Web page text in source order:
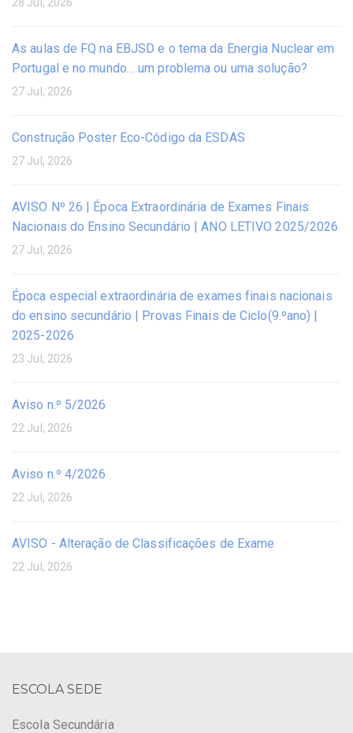
28 Jul, 2026
As aulas de FQ na EBJSD e o tema da Energia Nuclear em
Portugal e no mundo… um problema ou uma solução?
27 Jul, 2026
Construção Poster Eco-Código da ESDAS
27 Jul, 2026
AVISO Nº 26 | Época Extraordinária de Exames Finais
Nacionais do Ensino Secundário | ANO LETIVO 2025/2026
27 Jul, 2026
Época especial extraordinária de exames finais nacionais
do ensino secundário | Provas Finais de Ciclo(9.ºano) |
2025-2026
23 Jul, 2026
Aviso n.º 5/2026
22 Jul, 2026
Aviso n.º 4/2026
22 Jul, 2026
AVISO - Alteração de Classificações de Exame
22 Jul, 2026
ESCOLA SEDE
Escola Secundária